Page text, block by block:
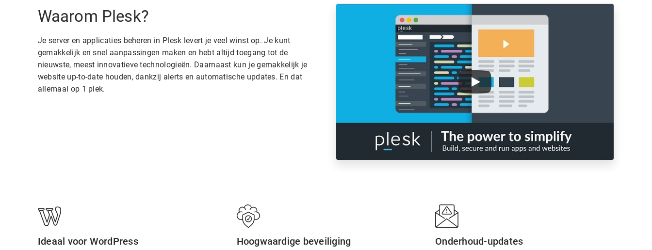
Waarom Plesk?
Je server en applicaties beheren in Plesk levert je veel winst op. Je kunt
gemakkelijk en snel aanpassingen maken en hebt altijd toegang tot de
nieuwste, meest innovatieve technologieën. Daarnaast kun je gemakkelijk je
website up-to-date houden, dankzij alerts en automatische updates. En dat
allemaal op 1 plek.
Ideaal voor WordPress Hoogwaardige beveiliging Onderhoud-updates